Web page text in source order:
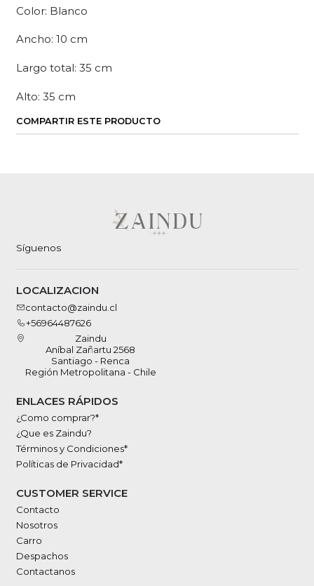
Color: Blanco
Ancho: 10 cm
Largo total: 35 cm
Alto: 35 cm
COMPARTIR ESTE PRODUCTO
Síguenos
LOCALIZACION
contacto@zaindu.cl
+56964487626
Zaindu
Aníbal Zañartu 2568
Santiago - Renca
Región Metropolitana - Chile
ENLACES RÁPIDOS
¿Como comprar?*
¿Que es Zaindu?
Términos y Condiciones*
Políticas de Privacidad*
CUSTOMER SERVICE
Contacto
Nosotros
Carro
Despachos
Contactanos